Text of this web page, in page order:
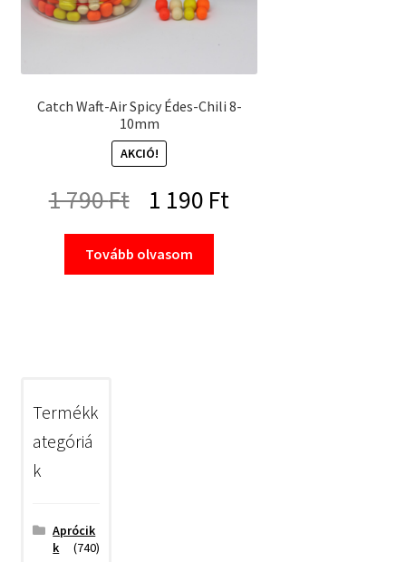
Catch Waft-Air Spicy Édes-Chili 8-
10mm
AKCIÓ!
1 790Ft
Original
price
was:
1 190 FtCurrent
Tovább olvasom
Termékk
ategóriá
k
Aprócik
k
(740)